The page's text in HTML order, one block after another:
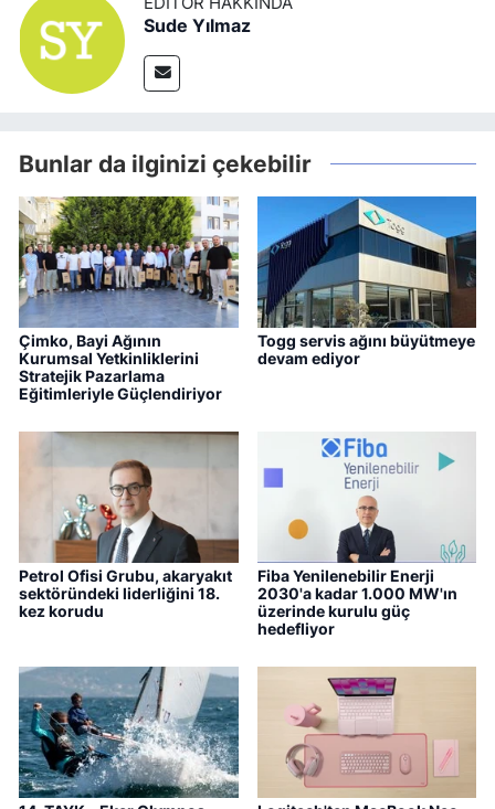
Sude Yılmaz
Bunlar da ilginizi çekebilir
Çimko, Bayi Ağının
Kurumsal Yetkinliklerini
Stratejik Pazarlama
Eğitimleriyle Güçlendiriyor
Togg servis ağını büyütmeye
devam ediyor
Petrol Ofisi Grubu, akaryakıt
sektöründeki liderliğini 18.
kez korudu
Fiba Yenilenebilir Enerji
2030'a kadar 1.000 MW'ın
üzerinde kurulu güç
hedefliyor